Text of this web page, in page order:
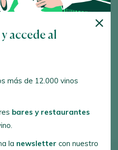
Cruz de Tenerife 38280
accede al
más de 12.000 vinos
bares y restaurantes
la newsletter con nuestro